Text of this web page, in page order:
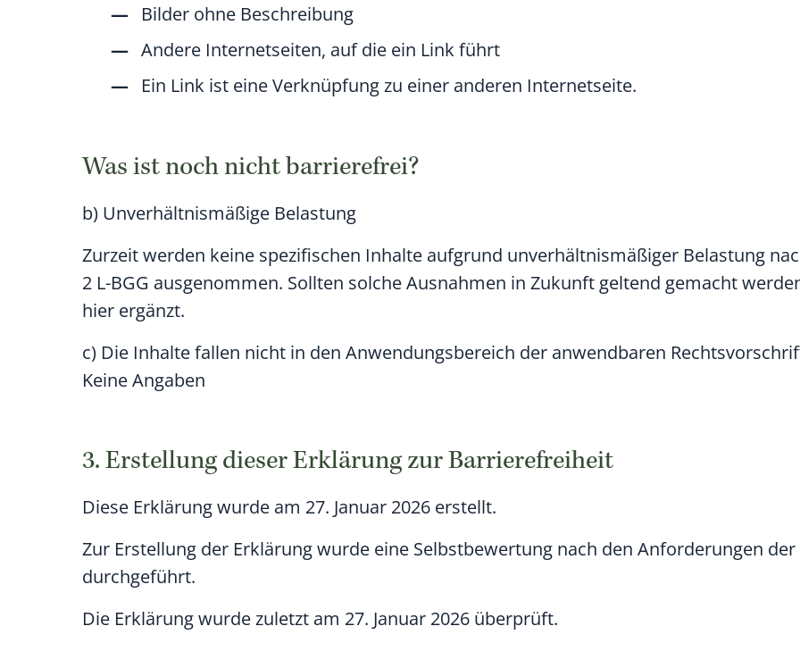
Bilder ohne Beschreibung
Andere Internetseiten, auf die ein Link führt
Ein Link ist eine Verknüpfung zu einer anderen Internetseite.
Was ist noch nicht barrierefrei?
b) Unverhältnismäßige Belastung
Zurzeit werden keine spezifischen Inhalte aufgrund unverhältnismäßiger Belastung
2 L-BGG ausgenommen. Sollten solche Ausnahmen in Zukunft geltend gemacht
hier ergänzt.
c) Die Inhalte fallen nicht in den Anwendungsbereich der anwendbaren
Keine Angaben
3. Erstellung dieser Erklärung zur Barrierefreiheit
Diese Erklärung wurde am 27. Januar 2026 erstellt.
Zur Erstellung der Erklärung wurde eine Selbstbewertung nach den Anforderungen der
durchgeführt.
Die Erklärung wurde zuletzt am 27. Januar 2026 überprüft.